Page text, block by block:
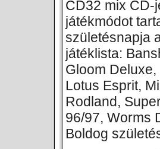
CD32 mix CD-
játékmódot
születésnapja
játéklista:
Gloom
Lotus Esprit,
Rodland,
96/97, Worms
Boldog